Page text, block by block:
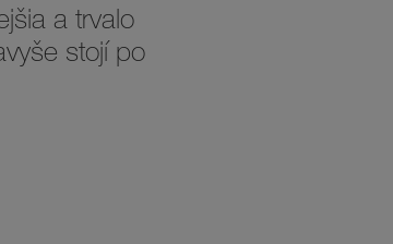
a trvalo
stojí po